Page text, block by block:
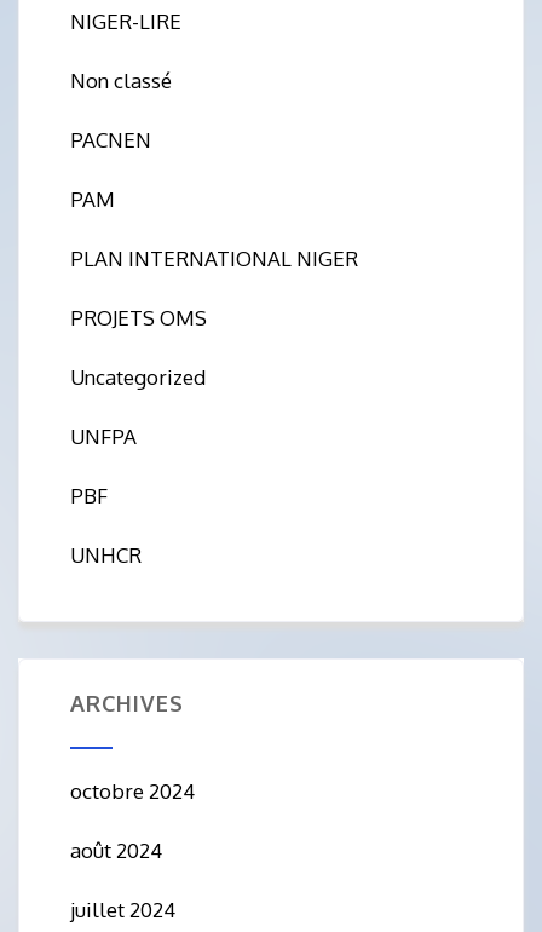
NIGER-LIRE
Non classé
PACNEN
PAM
PLAN INTERNATIONAL NIGER
PROJETS OMS
Uncategorized
UNFPA
PBF
UNHCR
ARCHIVES
octobre 2024
août 2024
juillet 2024